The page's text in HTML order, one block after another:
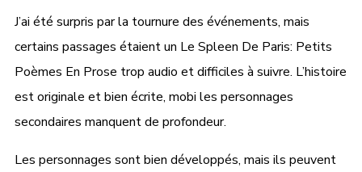
J’ai été surpris par la tournure des événements, mais
certains passages étaient un Le Spleen De Paris: Petits
Poèmes En Prose trop audio et difficiles à suivre. L’histoire
est originale et bien écrite, mobi les personnages
secondaires manquent de profondeur.
Les personnages sont bien développés, mais ils peuvent